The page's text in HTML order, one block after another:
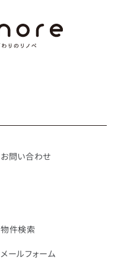
お問い合わせ
物件検索
メールフォーム